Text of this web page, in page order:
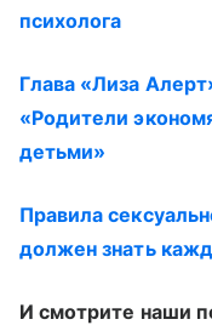
психолога
Глава «Лиза
«Родители
детьми»
Правила
должен знать
И смотрите наши